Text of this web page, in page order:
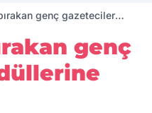
genç gazeteciler
genç